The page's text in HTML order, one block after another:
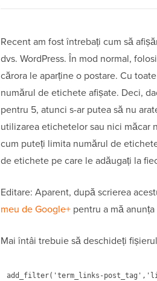
Recent am fost întrebați cum să
dvs. WordPress. În mod normal,
cărora le aparține o postare. Cu
numărul de etichete afișate. Deci,
pentru 5, atunci s-ar putea să nu
utilizarea etichetelor sau nici măcar
cum puteți limita numărul de
de etichete pe care le adăugați la
Editare: Aparent, după scrierea
meu de Google+ pentru a mă
Mai întâi trebuie să deschideți fișierul
add_filter('term_links-